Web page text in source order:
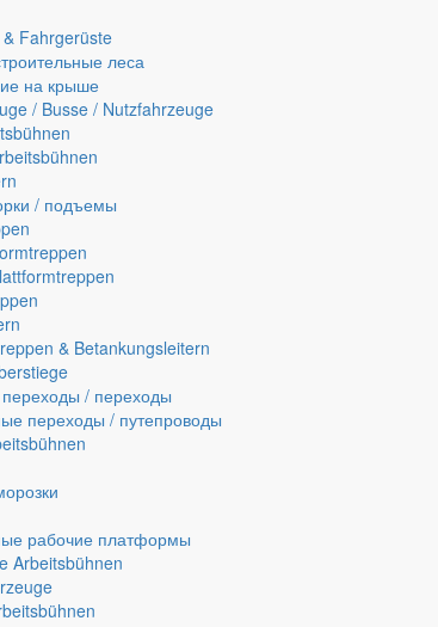
Fahrgerüste
леса
на крыше
/ Busse / Nutzfahrzeuge
/ подъемы
& Betankungsleitern
/ переходы
переходы / путепроводы
рабочие платформы
Arbeitsbühnen